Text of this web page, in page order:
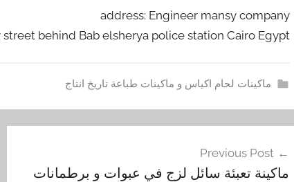
address: Engineer mansy company
behind Bab elsherya police station Cairo Egypt
ماكينات لحام اكياس و ماكينات طباعة تاريخ انتاج
ي
ا
Previous Post
ماكينة تعبئة سائل لزج في عبوات و برطمانات